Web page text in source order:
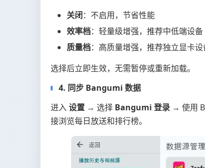
关闭：不启用，节省性能
效率档：轻量级增强，推荐中低端设备
质量档：高质量增强，推荐独立显卡设
选择后立即生效，无需暂停或重新加载。
4. 同步 Bangumi 数据
进入设置 → 选择 Bangumi 登录 → 使用
接浏览每日放送和排行榜。